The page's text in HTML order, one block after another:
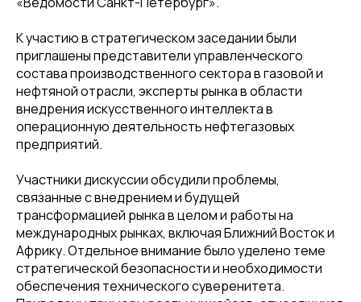
К участию в стратегическом заседании были
приглашены представители управленческого
состава производственного сектора в газовой и
нефтяной отрасли, эксперты рынка в области
внедрения искусственного интеллекта в
операционную деятельность нефтегазовых
предприятий.
Участники дискуссии обсудили проблемы,
связанные с внедрением и будущей
трансформацией рынка в целом и работы на
международных рынках, включая Ближний Восток и
Африку. Отдельное внимание было уделено теме
стратегической безопасности и необходимости
обеспечения технического суверенитета.